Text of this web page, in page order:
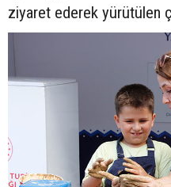
ziyaret ederek yürütülen